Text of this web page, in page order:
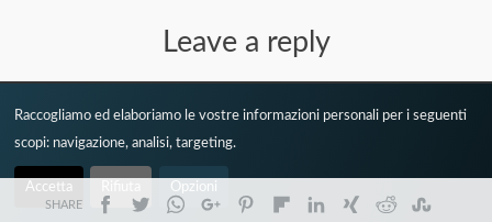
Raccogliamo ed elaboriamo le vostre informazioni personali per i seguenti
scopi: navigazione, analisi, targeting.
Accetta Opzioni
Leave a reply
Article Rating
SHARE